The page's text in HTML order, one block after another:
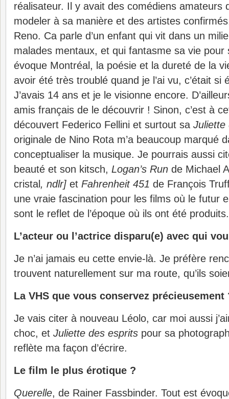
réalisateur. Il y avait des comédiens amateurs
modeler à sa manière et des artistes
Reno. Ca parle d’un enfant qui vit dans un
malades mentaux, et qui fantasme sa vie pour
évoque Montréal, la poésie et la dureté de la
avoir été très troublé quand je l’ai vu, c’était si
J’avais 14 ans et je le visionne encore.
amis français de le découvrir ! Sinon, c’est à
découvert Federico Fellini et surtout sa Juliette
originale de Nino Rota m’a beaucoup marqué
conceptualiser la musique. Je pourrais aussi
beauté et son kitsch, Logan’s Run de Michael
cristal , ndlr] et Fahrenheit 451 de François
une vraie fascination pour les films où le futur
sont le reflet de l’époque où ils ont été produits.
L’acteur ou l’actrice disparu(e) avec qui
Je n’ai jamais eu cette envie-là. Je préfère
trouvent naturellement sur ma route, qu’ils
La VHS que vous conservez précieusement
Je vais citer à nouveau Léolo, car moi aussi
choc, et Juliette des esprits pour sa
reflète ma façon d’écrire.
Le film le plus érotique ?
Querelle, de Rainer Fassbinder. Tout est